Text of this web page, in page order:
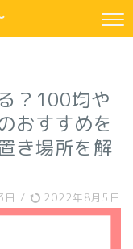
？100均や
おすすめを
き場所を解
/ 2022年8月5日